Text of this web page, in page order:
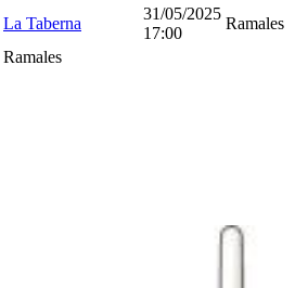
La Taberna
31/05/2025
17:00
Ramales
Ramales